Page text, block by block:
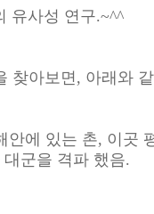
유사성 연구.~^^
찾아보면, 아래와
안에 있는 촌, 이곳
군을 격파 했음.